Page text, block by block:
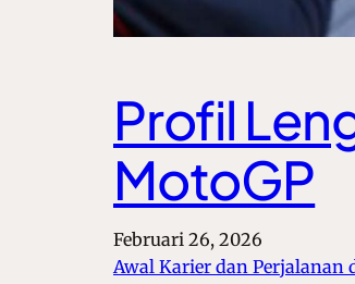
Profil
MotoGP
Februari 26, 2026
Awal Karier dan Perjalanan